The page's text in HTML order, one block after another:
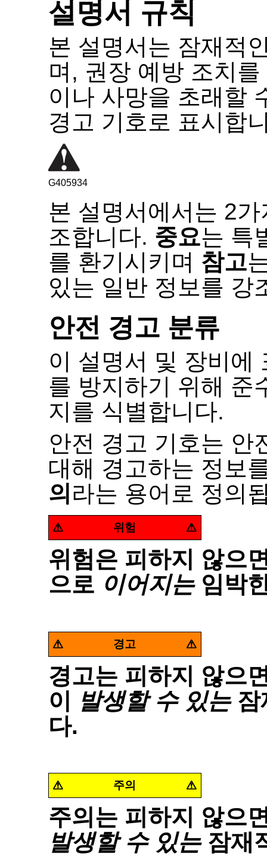
설명서 규칙
본 설명서는 잠재적
며 , 권장 예방 조치
이나 사망을 초래할
경고 기호로 표시합
G405934
본 설명서에서는 2가
조합니다. 중요는 특
를 환기시키며 참고
있는 일반 정보를 강
안전 경고 분류
이 설명서 및 장비에
를 방지하기 위해 준
지를 식별합니다.
안전 경고 기호는 안
대해 경고하는 정보
의라는 용어로 정의
위험
위험은 피하지 않으
으로 이어지는임박
경고
경고는 피하지 않으
이 발생할 수 있는잠
다.
주의
주의는 피하지 않으
발생할 수 있는잠재